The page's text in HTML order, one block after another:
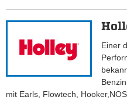
Einer
mit Earls, Flowtech,